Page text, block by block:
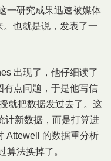
一研究成果迅速被媒体
。也就是说，发表了一
出现了，他仔细读了
有点问题，于是他写信
就把数据发过去了。这
计新数据，而是打算进
Attewell 的数据重分析
算法换掉了。